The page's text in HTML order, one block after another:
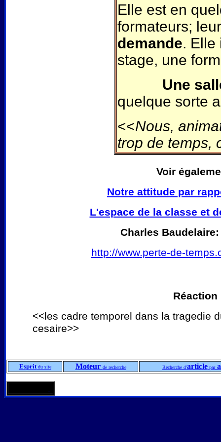
Elle est en
formateurs;
demande. Elle
stage, une
Une
quelque sorte
<<Nous,
trop de temps,
Voir
Notre attitude par
L'espace de la classe et
Charles
http://www.perte-de-
Réaction
<<les cadre temporel dans la tragedie
cesaire>>
Espritdu site Moteur de recherche Recherche d'article par